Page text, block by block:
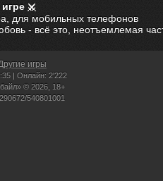
для мобильных телефонов
- всё это, неотъемлемая
игры
| Онлайн: 2'222
© 2026, 18+
540801001